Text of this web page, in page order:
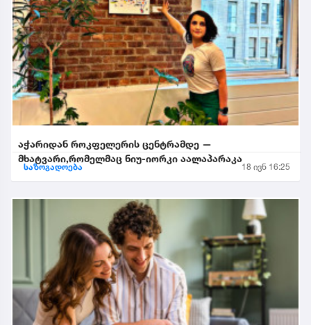
აჭარიდან როკფელერის ცენტრამდე —
მხატვარი,რომელმაც ნიუ-იორკი აალაპარაკა
საზოგადოება 18 ივნ 16:25